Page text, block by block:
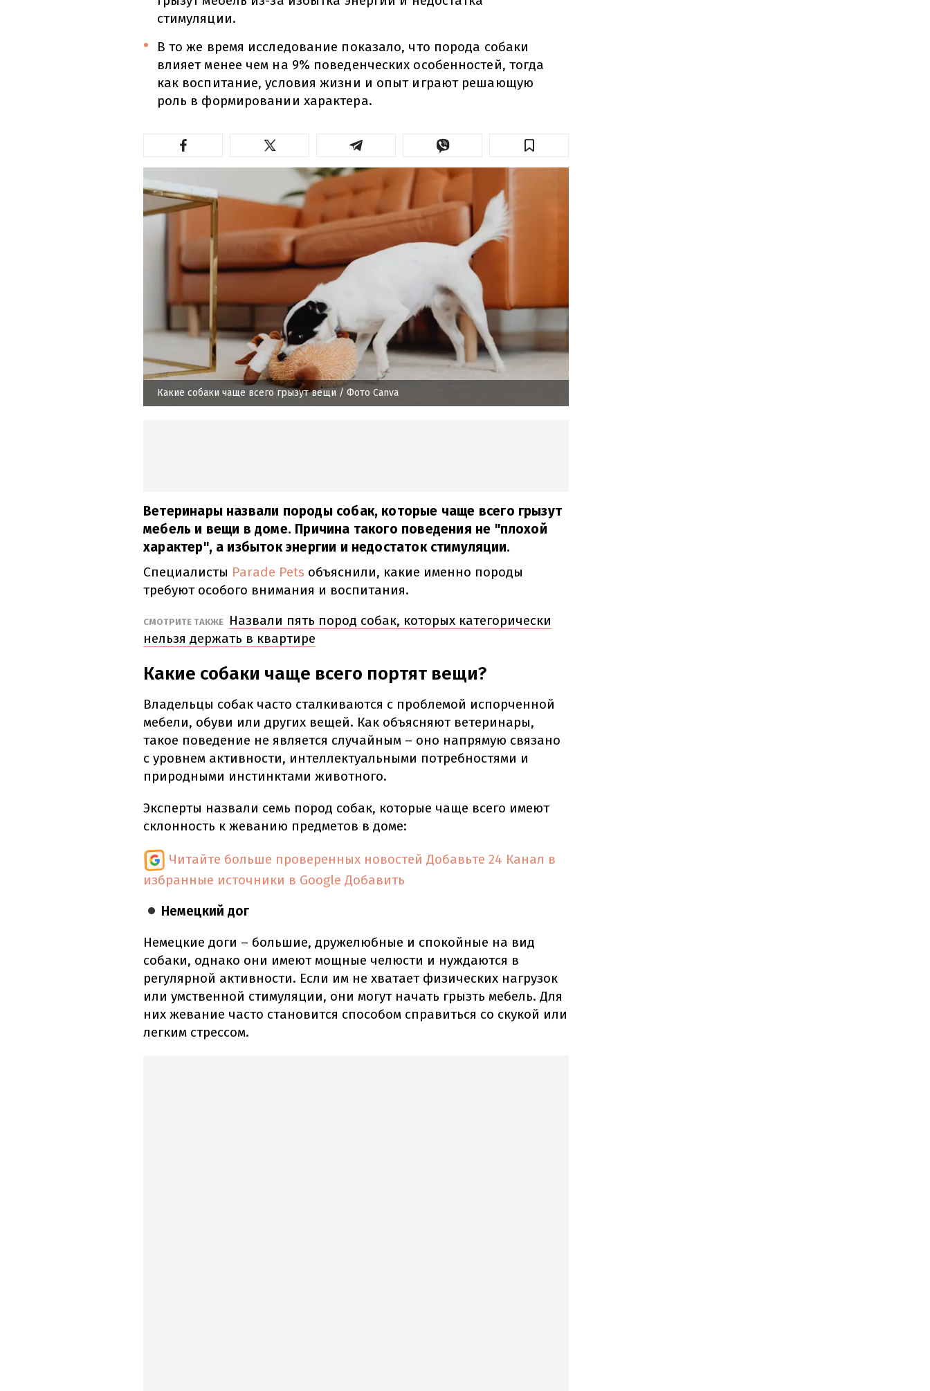
стимуляции.
В то же время исследование показало, что порода собаки
влияет менее чем на 9% поведенческих особенностей, тогда
как воспитание, условия жизни и опыт играют решающую
роль в формировании характера.
Какие собаки чаще всего грызут вещи / Фото Canva
Ветеринары назвали породы собак, которые чаще всего грызут
мебель и вещи в доме. Причина такого поведения не "плохой
характер", а избыток энергии и недостаток стимуляции.
Специалисты Parade Pets объяснили, какие именно породы
требуют особого внимания и воспитания.
СМОТРИТЕ ТАКЖЕ
Назвали пять пород собак, которых категорически
нельзя держать в квартире
Какие собаки чаще всего портят вещи?
Владельцы собак часто сталкиваются с проблемой испорченной
мебели, обуви или других вещей. Как объясняют ветеринары,
такое поведение не является случайным – оно напрямую связано
с уровнем активности, интеллектуальными потребностями и
природными инстинктами животного.
Эксперты назвали семь пород собак, которые чаще всего имеют
склонность к жеванию предметов в доме:
Читайте больше проверенных новостей Добавьте 24 Канал в
избранные источники в Google Добавить
Немецкий дог
Немецкие доги – большие, дружелюбные и спокойные на вид
собаки, однако они имеют мощные челюсти и нуждаются в
регулярной активности. Если им не хватает физических нагрузок
или умственной стимуляции, они могут начать грызть мебель. Для
них жевание часто становится способом справиться со скукой или
легким стрессом.